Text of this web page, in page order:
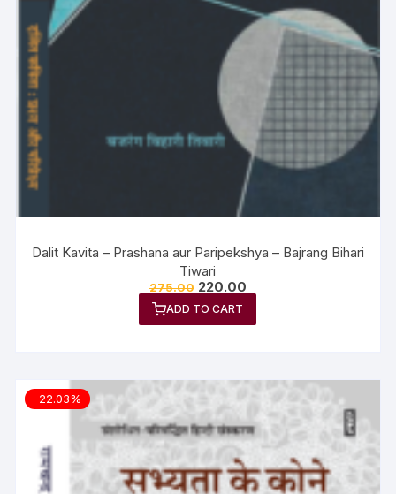
Dalit Kavita – Prashana aur Paripekshya – Bajrang Bihari
Tiwari
275.00 220.00
ADD TO CART
-22.03%